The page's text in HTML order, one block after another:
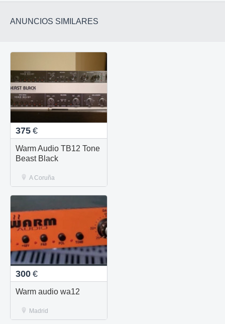
ANUNCIOS SIMILARES
375 €
Warm Audio TB12 Tone
Beast Black
A Coruña
300 €
Warm audio wa12
Madrid